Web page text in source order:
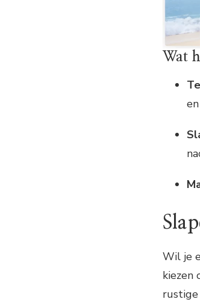
Wat
Wil je
kiezen